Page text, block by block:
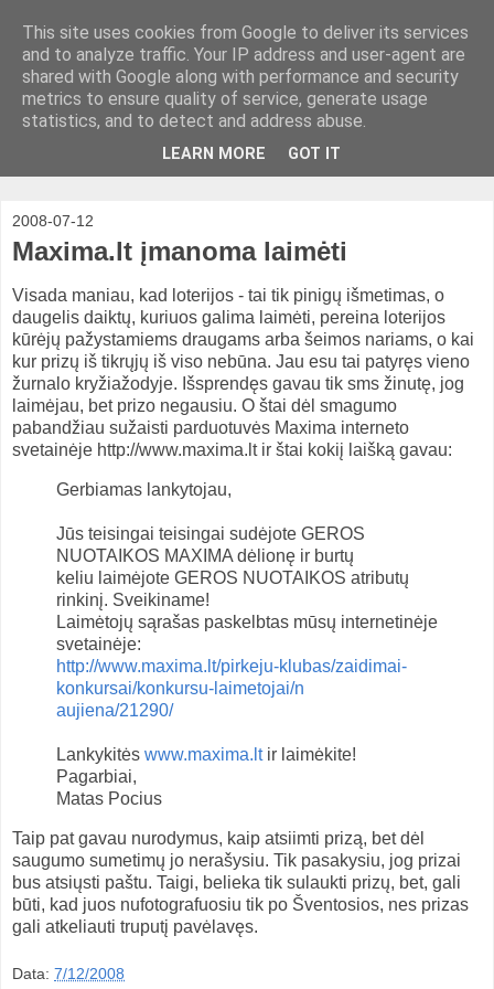
2008-07-12
Maxima.lt įmanoma laimėti
Visada maniau, kad loterijos - tai tik pinigų išmetimas, o
daugelis daiktų, kuriuos galima laimėti, pereina loterijos
kūrėjų pažystamiems draugams arba šeimos nariams, o kai
kur prizų iš tikrųjų iš viso nebūna. Jau esu tai patyręs vieno
žurnalo kryžiažodyje. Išsprendęs gavau tik sms žinutę, jog
laimėjau, bet prizo negausiu. O štai dėl smagumo
pabandžiau sužaisti parduotuvės Maxima interneto
svetainėje http://www.maxima.lt ir štai kokiį laišką gavau:
Gerbiamas lankytojau,
Jūs teisingai teisingai sudėjote GEROS
NUOTAIKOS MAXIMA dėlionę ir burtų
keliu laimėjote GEROS NUOTAIKOS atributų
rinkinį. Sveikiname!
Laimėtojų sąrašas paskelbtas mūsų internetinėje
svetainėje:
http://www.maxima.lt/pirkeju-klubas/zaidimai-
konkursai/konkursu-laimetojai/n
aujiena/21290/
Lankykitės www.maxima.ltir laimėkite!
Pagarbiai,
Matas Pocius
Taip pat gavau nurodymus, kaip atsiimti prizą, bet dėl
saugumo sumetimų jo nerašysiu. Tik pasakysiu, jog prizai
bus atsiųsti paštu. Taigi, belieka tik sulaukti prizų, bet, gali
būti, kad juos nufotografuosiu tik po Šventosios, nes prizas
gali atkeliauti truputį pavėlavęs.
Data: 7/12/2008
This site uses cookies from Google to deliver its services
and to analyze traffic. Your IP address and user-agent are
shared with Google along with performance and security
metrics to ensure quality of service, generate usage
statistics, and to detect and address abuse.
LEARN MORE GOT IT